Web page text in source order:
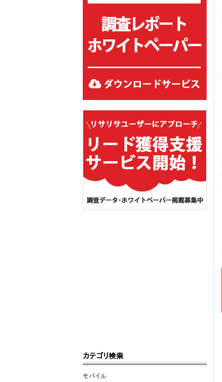
カテゴリ検索
モバイル